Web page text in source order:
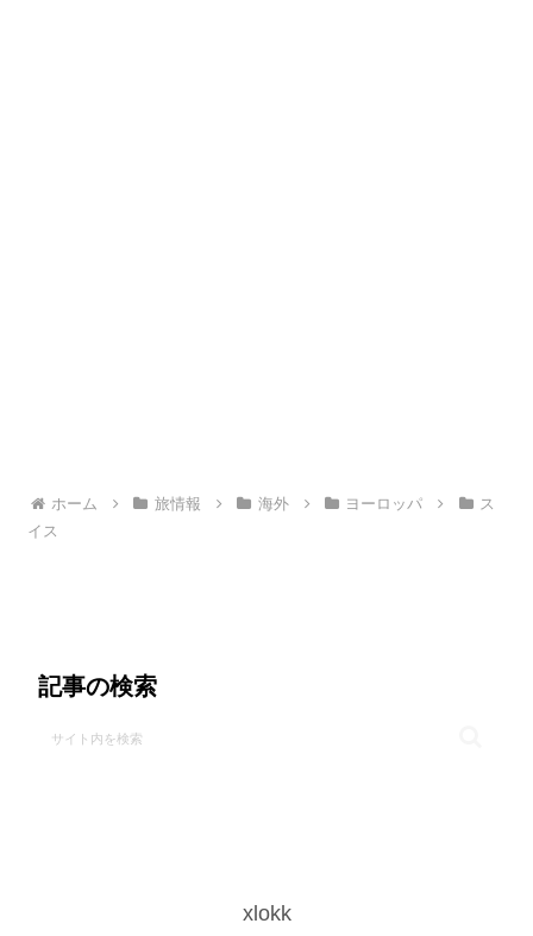
ホーム 旅情報 海外 ヨーロッパ
ス
イス
記事の検索
xlokk